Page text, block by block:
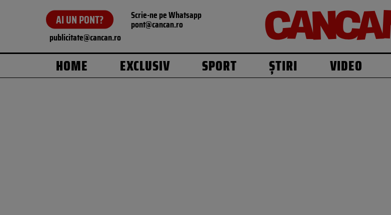
AI UN PONT? Scrie-ne pe Whatsapp
pont@cancan.ro
publicitate@cancan.ro
HOME EXCLUSIV SPORT ȘTIRI VIDEO